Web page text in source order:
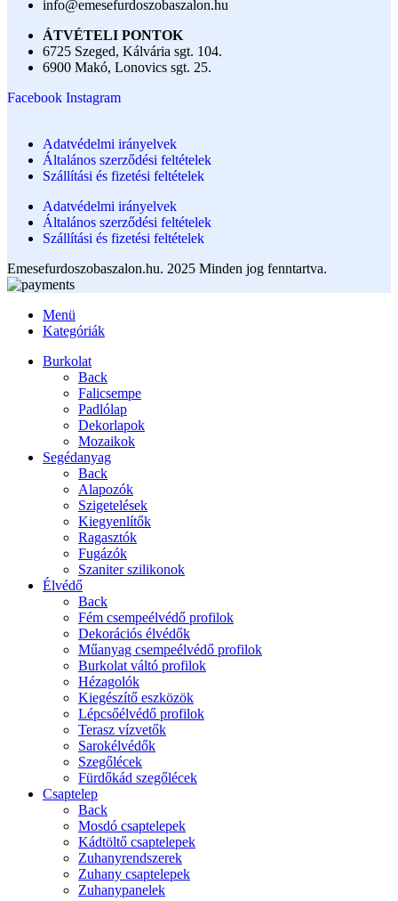
info@emesefurdoszobaszalon.hu
ÁTVÉTELI PONTOK
6725 Szeged, Kálvária sgt. 104.​
6900 Makó, Lonovics sgt. 25.
Facebook Instagram
Adatvédelmi irányelvek
Általános szerződési feltételek
Szállítási és fizetési feltételek
Adatvédelmi irányelvek
Általános szerződési feltételek
Szállítási és fizetési feltételek
Emesefurdoszobaszalon.hu. 2025 Minden jog fenntartva.
Menü
Kategóriák
Burkolat
Back
Falicsempe
Padlólap
Dekorlapok
Mozaikok
Segédanyag
Back
Alapozók
Szigetelések
Kiegyenlítők
Ragasztók
Fugázók
Szaniter szilikonok
Élvédő
Back
Fém csempeélvédő profilok
Dekorációs élvédők
Műanyag csempeélvédő profilok
Burkolat váltó profilok
Hézagolók
Kiegészítő eszközök
Lépcsőélvédő profilok
Terasz vízvetők
Sarokélvédők
Szegőlécek
Fürdőkád szegőlécek
Csaptelep
Back
Mosdó csaptelepek
Kádtöltő csaptelepek
Zuhanyrendszerek
Zuhany csaptelepek
Zuhanypanelek